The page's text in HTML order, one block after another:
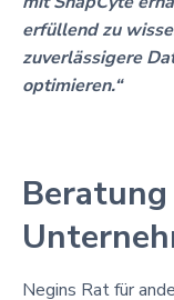
erfüllend zu
zuverlässigere
optimieren.“
Negins Rat für